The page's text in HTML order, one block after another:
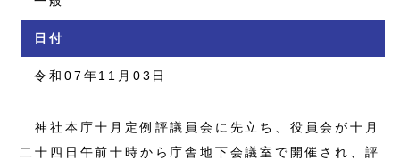
日付
令和07年11月03日
神社本庁十月定例評議員会に先立ち、役員会が十月
二十四日午前十時から庁舎地下会議室で開催され、評